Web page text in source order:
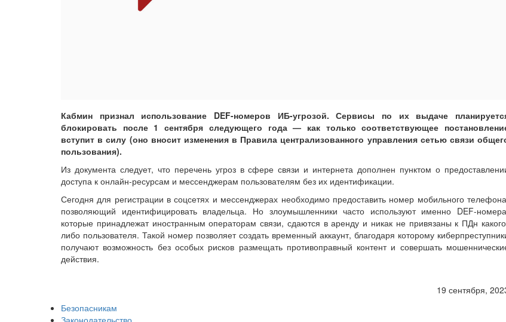
Кабмин признал использование DEF-номеров ИБ-угрозой. Сервисы по их выдаче
блокировать после 1 сентября следующего года — как только соответствующее
вступит в силу (оно вносит изменения в Правила централизованного управления сетью связи
пользования).
Из документа следует, что перечень угроз в сфере связи и интернета дополнен пунктом о
доступа к онлайн-ресурсам и мессенджерам пользователям без их идентификации.
Сегодня для регистрации в соцсетях и мессенджерах необходимо предоставить номер мобильного
позволяющий идентифицировать владельца. Но злоумышленники часто используют именно DEF-
которые принадлежат иностранным операторам связи, сдаются в аренду и никак не привязаны к ПДн
либо пользователя. Такой номер позволяет создать временный аккаунт, благодаря которому
получают возможность без особых рисков размещать противоправный контент и совершать
действия.
19 сентября,
Безопасникам
Законодательство